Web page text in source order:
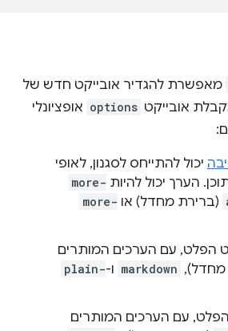
להגדיר אובייקט חדש של
אובייקט options אופציונלי
יכול להתייחס לסגנון, לאופי
הערך יכול להיותmore-
מחדל) אוmore-
עם הערכים המותרים
markdown ו-plain-
עם הערכים המותרים